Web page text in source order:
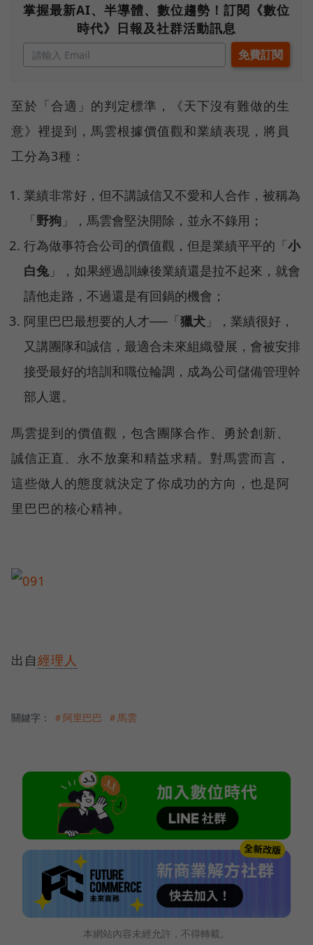
掌握最新AI、半導體、數位趨勢！訂閱《數位
時代》日報及社群活動訊息
至於「合適」的判定標準，《天下沒有難做的生
意》裡提到，馬雲根據價值觀和業績表現，將員
工分為3種：
業績非常好，但不講誠信又不愛和人合作，被稱為
「野狗 」，馬雲會堅決開除，並永不錄用；
行為做事符合公司的價值觀，但是業績平平的「小
白兔」，如果經過訓練後業績還是拉不起來，就會
請他走路，不過還是有回鍋的機會；
阿里巴巴最想要的人才──「獵犬 」，業績很好，
又講團隊和誠信，最適合未來組織發展，會被安排
接受最好的培訓和職位輪調，成為公司儲備管理幹
部人選。
馬雲提到的價值觀，包含團隊合作、勇於創新、
誠信正直、永不放棄和精益求精。對馬雲而言，
這些做人的態度就決定了你成功的方向，也是阿
里巴巴的核心精神。
出自經理人
關鍵字： ＃阿里巴巴 ＃馬雲
本網站內容未經允許，不得轉載。